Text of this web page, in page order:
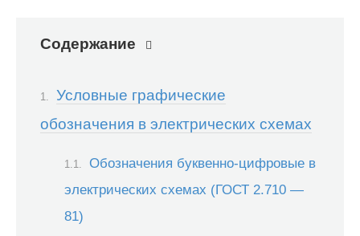
Содержание
Условные графические
обозначения в электрических схемах
Обозначения буквенно-цифровые в
электрических схемах (ГОСТ 2.710 —
81)